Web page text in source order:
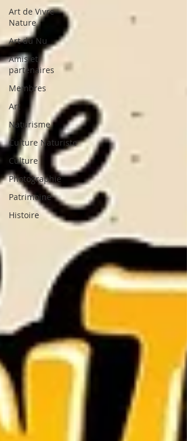
Art de Vivre
Nature
Art du Nu
Amis et
partenaires
Membres
Art
Naturisme
Culture Naturiste
Culture
Photographie
Patrimoine
Histoire